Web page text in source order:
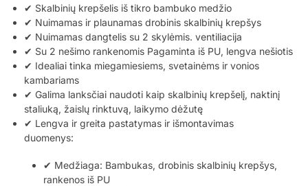
✔ Skalbinių krepšelis iš tikro bambuko medžio
✔ Nuimamas ir plaunamas drobinis skalbinių krepšys
✔ Nuimamas dangtelis su 2 skylėmis. ventiliacija
✔ Su 2 nešimo rankenomis Pagaminta iš PU, lengva nešiotis
✔ Idealiai tinka miegamiesiems, svetainėms ir vonios
kambariams
✔ Galima lanksčiai naudoti kaip skalbinių krepšelį, naktinį
staliuką, žaislų rinktuvą, laikymo dėžutę
✔ Lengva ir greita pastatymas ir išmontavimas
duomenys:
✔ Medžiaga: Bambukas, drobinis skalbinių krepšys,
rankenos iš PU